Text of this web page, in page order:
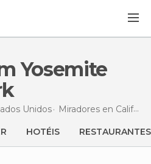
Unidos Miradores en Califórnia
HOTÉIS RESTAURANTES